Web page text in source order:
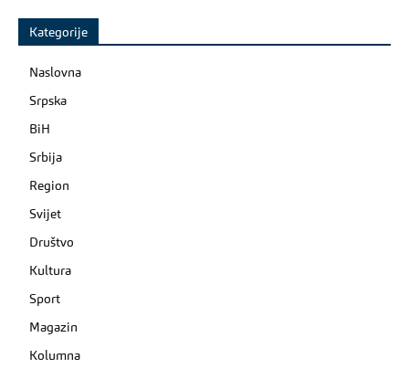
Kategorije
Naslovna
Srpska
BiH
Srbija
Region
Svijet
Društvo
Kultura
Sport
Magazin
Kolumna